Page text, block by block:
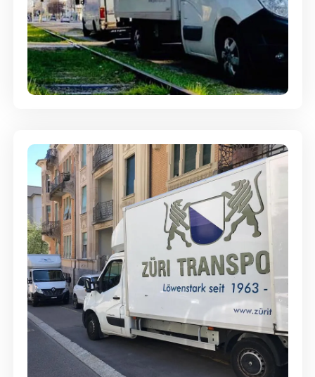
Ein- und Auspackservice
Günstige Umzüge - Hervorragender